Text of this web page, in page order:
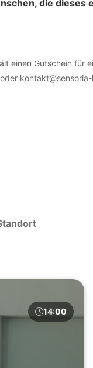
die
Gutschein für
14:00